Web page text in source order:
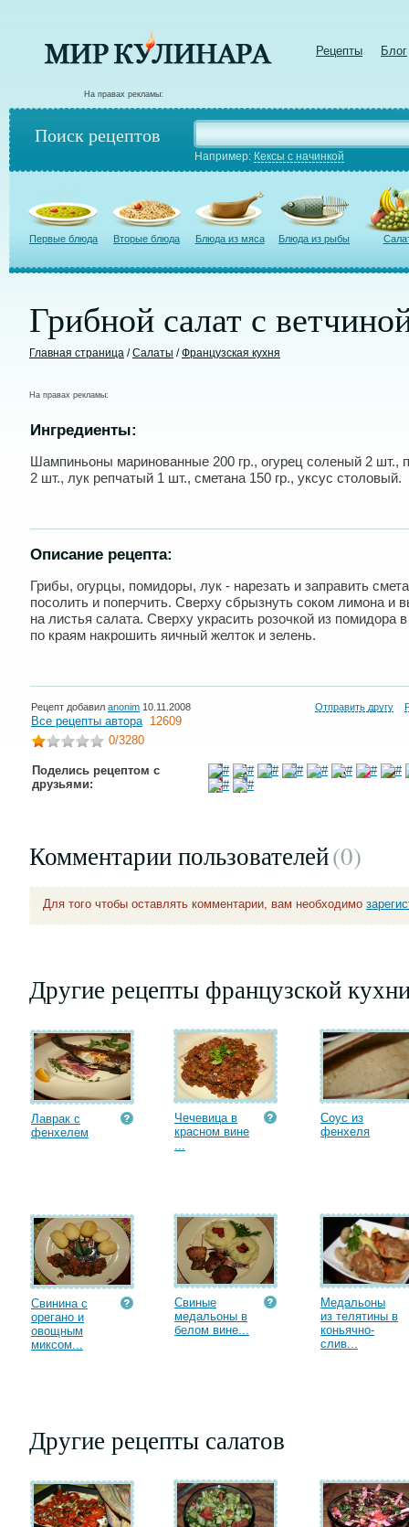
Рецепты Блог
На правах рекламы:
Поиск рецептов
Например: Кексы с начинкой
Первые блюда Вторые блюда Блюда из мяса Блюда из рыбы
Грибной салат с
Главная страница /Салаты /Французская кухня
На правах рекламы:
Ингредиенты:
Шампиньоны маринованные 200 гр., огурец соленый 2 шт.,
2 шт., лук репчатый 1 шт., сметана 150 гр., уксус столовый.
Описание рецепта:
Грибы, огурцы, помидоры, лук - нарезать и заправить
посолить и поперчить. Сверху сбрызнуть соком лимона и
на листья салата. Сверху украсить розочкой из помидора
по краям накрошить яичный желток и зелень.
Рецепт добавил anonim 10.11.2008 Отправить другу
Все рецепты автора 12609
0/3280
Поделись рецептом с
друзьями:
Комментарии пользователей(0)
Для того чтобы оставлять комментарии, вам необходимо
Другие рецепты французской
Лаврак с
фенхелем
Чечевица в
красном вине
...
Соус из
фенхеля
Свинина с
орегано и
овощным
миксом...
Свиные
медальоны в
белом вине...
Медальоны
из телятины в
коньячно-
слив...
Другие рецепты салатов